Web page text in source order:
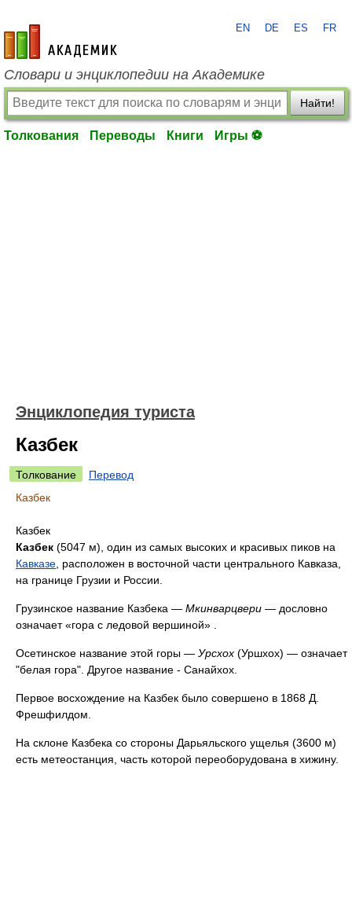
academic.ru
EN DE ES FR
Словари и энциклопедии на Академике
Найти!
Толкования Переводы Книги Игры ⚽
Энциклопедия туриста
Казбек
Толкование
Перевод
Казбек
Казбек
Казбек (5047 м), один из самых высоких и красивых пиков на
Кавказе , расположен в восточной части центрального Кавказа,
на границе Грузии и России.
Грузинское название Казбека — Мкинварцвери — дословно
означает «гора с ледовой вершиной» .
Осетинское название этой горы — Урсхох (Уршхох) — означает
"белая гора". Другое название - Санайхох.
Первое восхождение на Казбек было совершено в 1868 Д.
Фрешфилдом.
На склоне Казбека со стороны Дарьяльского ущелья (3600 м)
есть метеостанция, часть которой переоборудована в хижину.